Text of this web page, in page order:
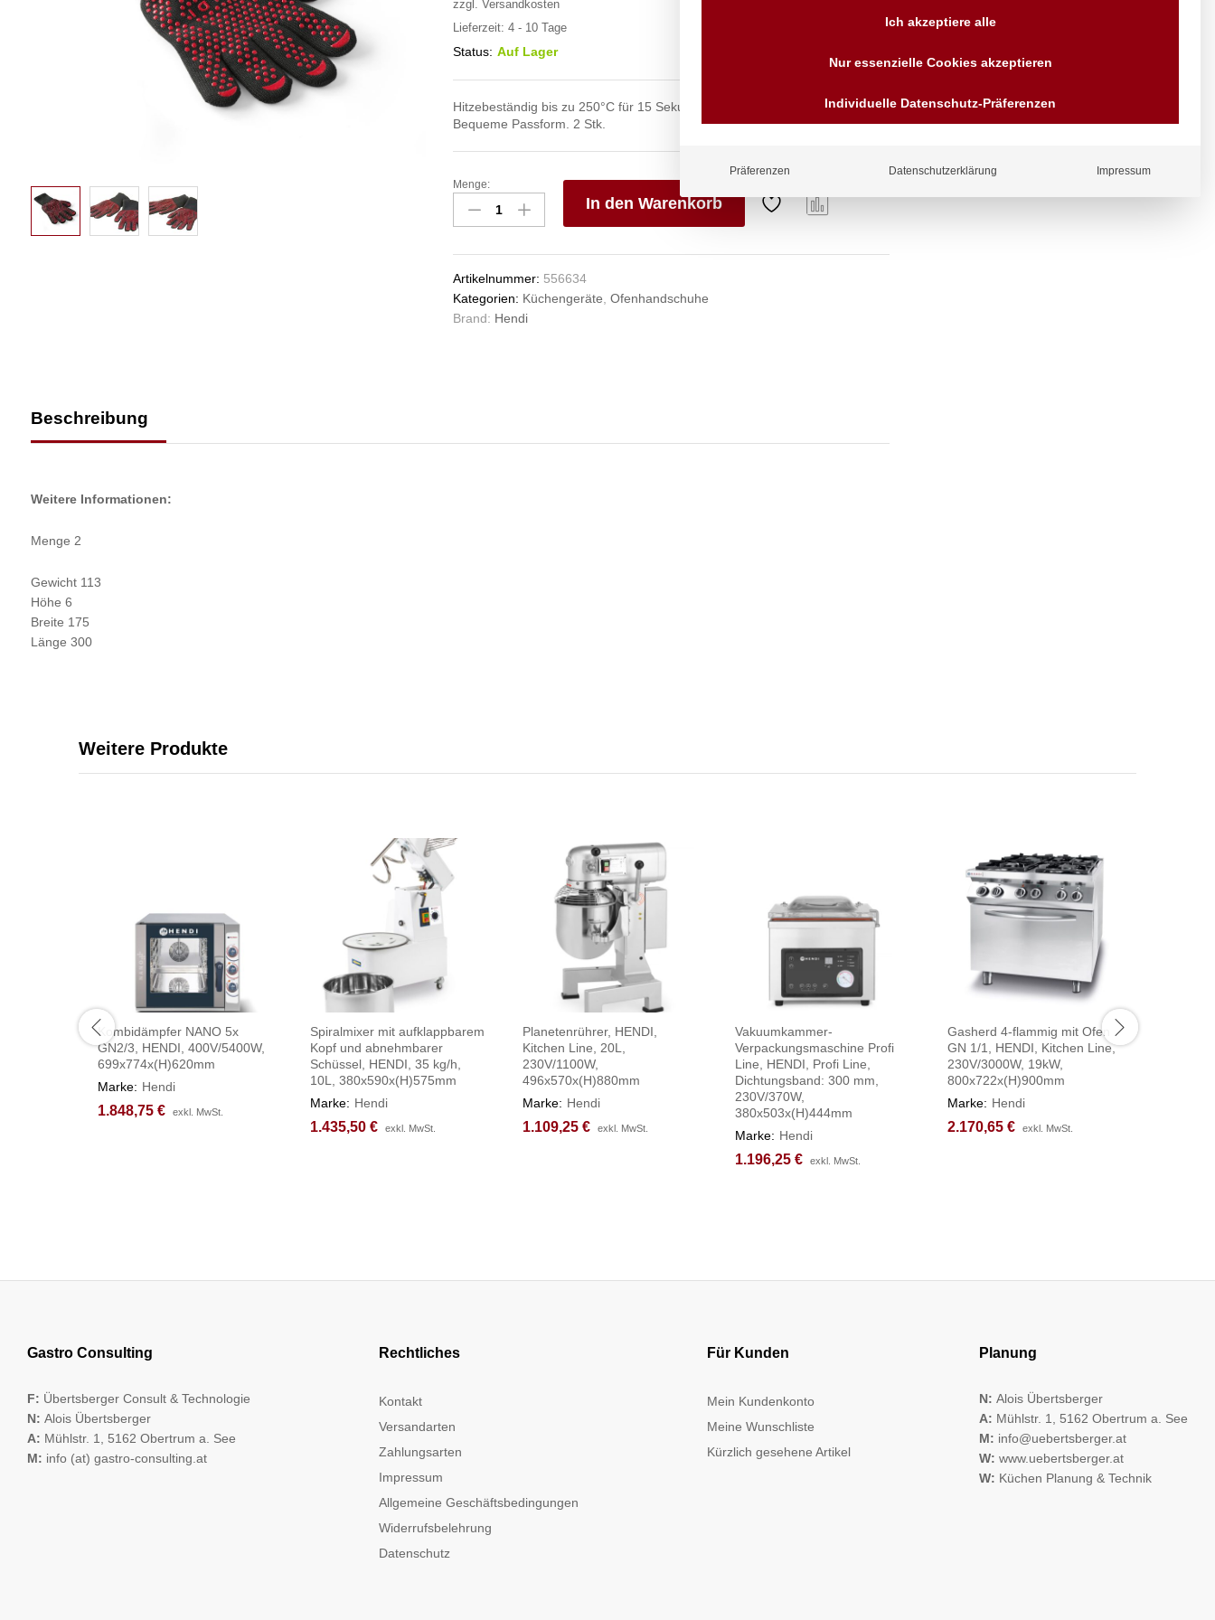
zzgl. Versandkosten
Lieferzeit: 4 - 10 Tage
Status: Auf Lager
Hitzebeständig bis zu 250°C für 15 Sekunden.
Bequeme Passform. 2 Stk.
Grillhandschuhe
hitzebeständig
–
HENDI,
2
Stk.,
Menge:
In den Warenkorb
Artikelnummer: 556634
Kategorien: Küchengeräte, Ofenhandschuhe
Brand: Hendi
Beschreibung
Weitere Informationen:
Menge 2
Gewicht 113
Höhe 6
Breite 175
Länge 300
Anfragen
Wir sind seit über 40 Jahren
für Sie da
Vorrauskasse Paypal,
Kreditkarte, Direkt
Weitere Produkte
Kombidämpfer NANO 5x
GN2/3, HENDI, 400V/5400W,
699x774x(H)620mm
Marke: Hendi
1.848,75 € exkl. MwSt.
1.848,75 € exkl. MwSt.
Spiralmixer mit aufklappbarem
Kopf und abnehmbarer
Schüssel, HENDI, 35 kg/h,
10L, 380x590x(H)575mm
Marke: Hendi
1.435,50 € exkl. MwSt.
1.435,50 € exkl. MwSt.
Planetenrührer, HENDI,
Kitchen Line, 20L,
230V/1100W,
496x570x(H)880mm
Marke: Hendi
1.109,25 € exkl. MwSt.
1.109,25 € exkl. MwSt.
Vakuumkammer-
Verpackungsmaschine Profi
Line, HENDI, Profi Line,
Dichtungsband: 300 mm,
230V/370W,
380x503x(H)444mm
Marke: Hendi
1.196,25 € exkl. MwSt.
1.196,25 € exkl. MwSt.
Gasherd 4-flammig mit Ofen
GN 1/1, HENDI, Kitchen Line,
230V/3000W, 19kW,
800x722x(H)900mm
Marke: Hendi
2.170,65 € exkl. MwSt.
2.170,65 € exkl. MwSt.
Gastro Consulting
F: Übertsberger Consult & Technologie
N: Alois Übertsberger
A: Mühlstr. 1, 5162 Obertrum a. See
M: info (at) gastro-consulting.at
Rechtliches
Kontakt
Versandarten
Zahlungsarten
Impressum
Allgemeine Geschäftsbedingungen
Widerrufsbelehrung
Datenschutz
Für Kunden
Mein Kundenkonto
Meine Wunschliste
Kürzlich gesehene Artikel
Planung
N: Alois Übertsberger
A: Mühlstr. 1, 5162 Obertrum a. See
M: info@uebertsberger.at
W: www.uebertsberger.at
W: Küchen Planung & Technik
Ich akzeptiere alle
Nur essenzielle Cookies akzeptieren
Individuelle Datenschutz-Präferenzen
Präferenzen Datenschutzerklärung Impressum